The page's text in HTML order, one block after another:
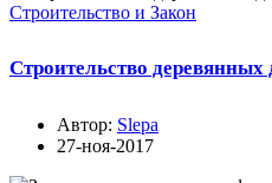
Строительство и Закон
Строительство
Автор: Slepa
27-ноя-2017